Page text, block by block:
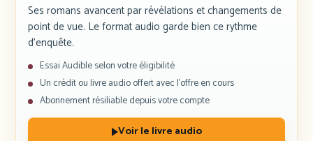
Ses romans avancent par révélations et changements de
point de vue. Le format audio garde bien ce rythme
d’enquête.
Essai Audible selon votre éligibilité
Un crédit ou livre audio offert avec l’offre en cours
Abonnement résiliable depuis votre compte
Voir le livre audio